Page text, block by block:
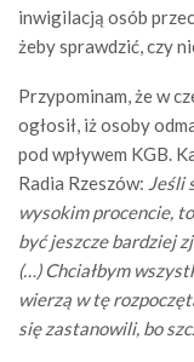
inwigilacją osób
żeby sprawdzić, czy
Przypominam, że w
ogłosił, iż osoby
pod wpływem KGB.
Radia Rzeszów: Jeśli
wysokim procencie,
być jeszcze bardziej
(…) Chciałbym
wierzą w tę
się zastanowili, bo